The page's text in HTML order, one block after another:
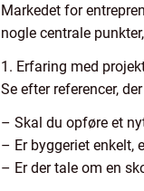
Markedet for
nogle centrale
1. Erfaring med
Se efter referencer,
– Skal du opføre et
– Er byggeriet enkelt,
– Er der tale om en